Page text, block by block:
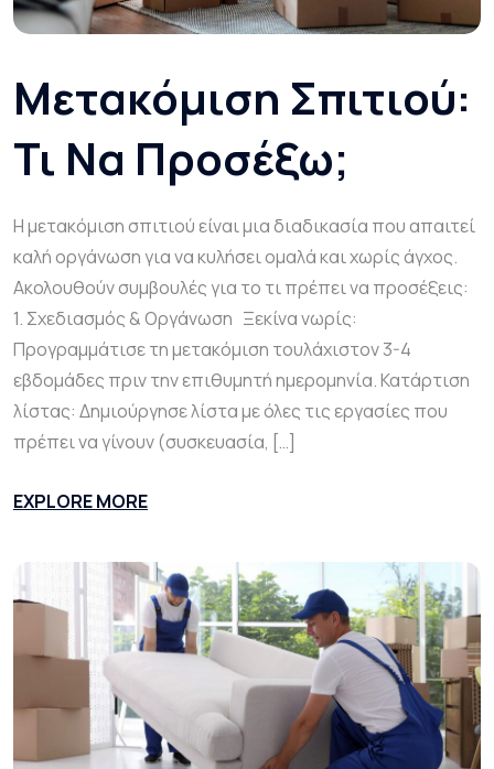
Μετακόμιση Σπιτιού:
Τι Να Προσέξω;
Η μετακόμιση σπιτιού είναι μια διαδικασία που απαιτεί
καλή οργάνωση για να κυλήσει ομαλά και χωρίς άγχος.
Ακολουθούν συμβουλές για το τι πρέπει να προσέξεις:
1. Σχεδιασμός & Οργάνωση Ξεκίνα νωρίς:
Προγραμμάτισε τη μετακόμιση τουλάχιστον 3-4
εβδομάδες πριν την επιθυμητή ημερομηνία. Κατάρτιση
λίστας: Δημιούργησε λίστα με όλες τις εργασίες που
πρέπει να γίνουν (συσκευασία, […]
EXPLORE MORE